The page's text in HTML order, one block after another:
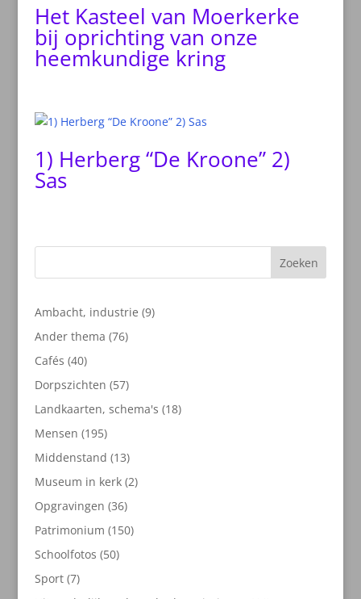
Het Kasteel van Moerkerke
bij oprichting van onze
heemkundige kring
1) Herberg “De Kroone” 2)
Sas
Zoeken
Ambacht, industrie 99
Ander thema 7676
Cafés 4040
producten
Dorpszichten 5757
producten
Landkaarten, schema's 1818
Mensen 195195
producten
Middenstand 1313
producten
Museum in kerk 22
Opgravingen 3636
producten
Patrimonium 150150
Schoolfotos 5050
Sport 77